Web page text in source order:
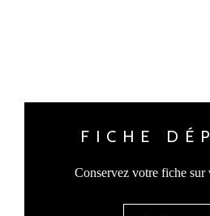
FICHE
Conservez votre fiche sur